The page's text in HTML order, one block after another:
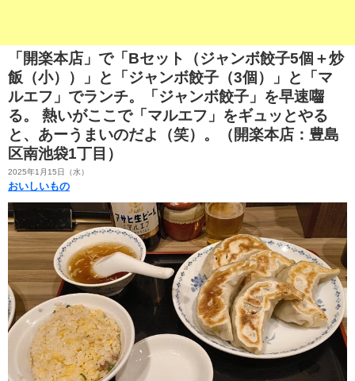
「開楽本店」で「Bセット（ジャンボ餃子5個＋炒
飯（小））」と「ジャンボ餃子（3個）」と「マ
ルエフ」でランチ。「ジャンボ餃子」を早速囓
る。 熱いがここで「マルエフ」をギュッとやる
と、あーうまいのだよ（笑）。（開楽本店：豊島
区南池袋1丁目）
2025年1月15日（水）
おいしいもの